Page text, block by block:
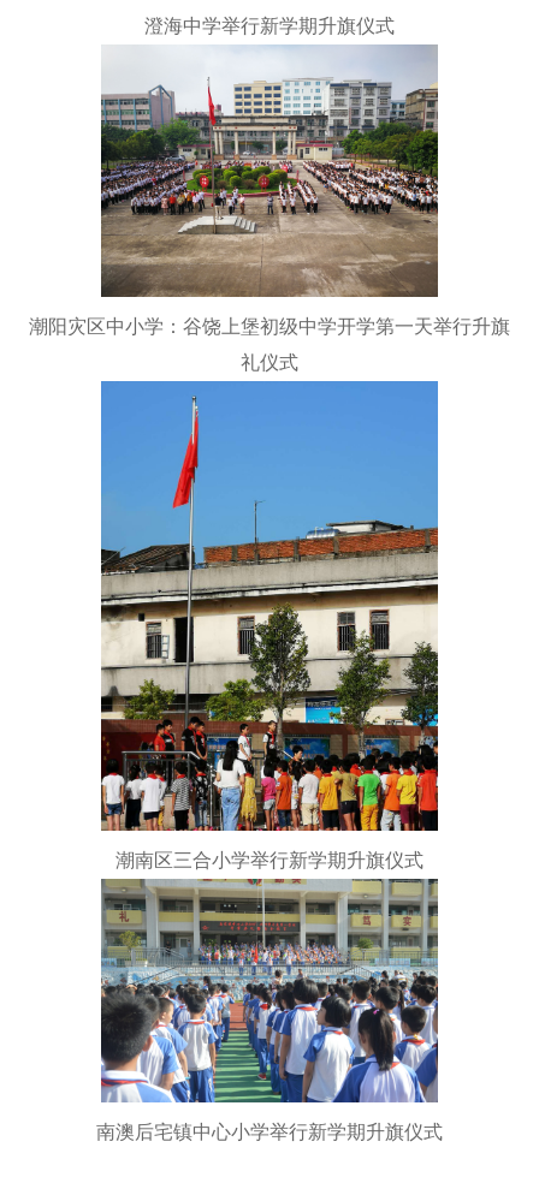
澄海中学举行新学期升旗仪式
潮阳灾区中小学：谷饶上堡初级中学开学第一天举行升旗
礼仪式
潮南区三合小学举行新学期升旗仪式
南澳后宅镇中心小学举行新学期升旗仪式